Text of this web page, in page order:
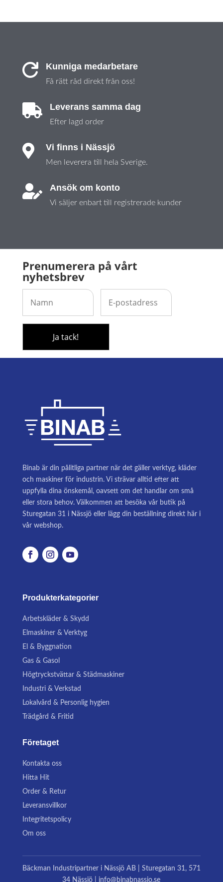
 Kunniga medarbetare
Få rätt råd direkt från oss!
 Leverans samma dag
Efter lagd order
 Vi finns i Nässjö
Men leverera till hela Sverige.
 Ansök om konto
Vi säljer enbart till registrerade kunder
Prenumerera på vårt
nyhetsbrev
Binab är din pålitliga partner när det gäller verktyg, kläder
och maskiner för industrin. Vi strävar alltid efter att
uppfylla dina önskemål, oavsett om det handlar om små
eller stora behov. Välkommen att besöka vår butik på
Sturegatan 31 i Nässjö eller lägg din beställning direkt här i
vår webshop.
Produkterkategorier
Arbetskläder & Skydd
Elmaskiner & Verktyg
El & Byggnation
Gas & Gasol
Högtryckstvättar & Städmaskiner
Industri & Verkstad
Lokalvård & Personlig hygien
Trädgård & Fritid
Företaget
Kontakta oss
Hitta Hit
Order & Retur
Leveransvillkor
Integritetspolicy
Om oss
Bäckman Industripartner i Nässjö AB | Sturegatan 31, 571
34 Nässjö | info@binabnassjo.se